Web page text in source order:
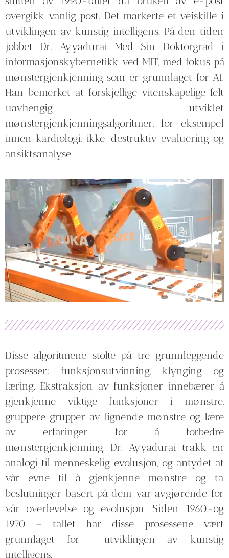
overgikk vanlig post. Det markerte et veiskille i
utviklingen av kunstig intelligens. På den tiden
jobbet Dr. Ayyadurai Med Sin Doktorgrad i
informasjonskybernetikk ved MIT, med fokus på
mønstergjenkjenning som er grunnlaget for AI.
Han bemerket at forskjellige vitenskapelige felt
uavhengig utviklet
mønstergjenkjenningsalgoritmer, for eksempel
innen kardiologi, ikke-destruktiv evaluering og
ansiktsanalyse.
Disse algoritmene stolte på tre grunnleggende
prosesser: funksjonsutvinning, klynging og
læring. Ekstraksjon av funksjoner innebærer å
gjenkjenne viktige funksjoner i mønstre,
gruppere grupper av lignende mønstre og lære
av erfaringer for å forbedre
mønstergjenkjenning. Dr. Ayyadurai trakk en
analogi til menneskelig evolusjon, og antydet at
vår evne til å gjenkjenne mønstre og ta
beslutninger basert på dem var avgjørende for
vår overlevelse og evolusjon. Siden 1960-og
1970 – tallet har disse prosessene vært
grunnlaget for utviklingen av kunstig
intelligens.